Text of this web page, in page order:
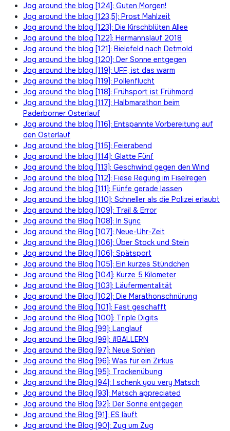
Jog around the blog [124]: Guten Morgen!
Jog around the blog [123,5]: Prost Mahlzeit
Jog around the blog [123]: Die Kirschblüten Allee
Jog around the blog [122]: Hermannslauf 2018
Jog around the blog [121]: Bielefeld nach Detmold
Jog around the blog [120]: Der Sonne entgegen
Jog around the blog [119]: UFF, ist das warm
Jog around the blog [119]: Pollenflucht
Jog around the blog [118]: Frühsport ist Frühmord
Jog around the blog [117]: Halbmarathon beim
Paderborner Osterlauf
Jog around the blog [116]: Entspannte Vorbereitung auf
den Osterlauf
Jog around the blog [115]: Feierabend
Jog around the blog [114]: Glatte Fünf
Jog around the blog [113]: Geschwind gegen den Wind
Jog around the blog [112]: Fiese Regung im Fiselregen
Jog around the blog [111]: Fünfe gerade lassen
Jog around the blog [110]: Schneller als die Polizei erlaubt
Jog around the blog [109]: Trail & Error
Jog around the Blog [108]: In Sync
Jog around the Blog [107]: Neue-Uhr-Zeit
Jog around the Blog [106]: Über Stock und Stein
Jog around the Blog [106]: Spätsport
Jog around the Blog [105]: Ein kurzes Stündchen
Jog around the Blog [104]: Kurze 5 Kilometer
Jog around the Blog [103]: Läufermentalität
Jog around the Blog [102]: Die Marathonschnürung
Jog around the Blog [101]: Fast geschafft
Jog around the Blog [100]: Triple Digits
Jog around the Blog [99]: Langlauf
Jog around the Blog [98]: #BALLERN
Jog around the Blog [97]: Neue Sohlen
Jog around the Blog [96]: Was für ein Zirkus
Jog around the Blog [95]: Trockenübung
Jog around the Blog [94]: I schenk you very Matsch
Jog around the Blog [93]: Matsch appreciated
Jog around the Blog [92]: Der Sonne entgegen
Jog around the Blog [91]: ES läuft
Jog around the Blog [90]: Zug um Zug